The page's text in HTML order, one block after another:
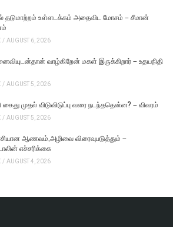
தடுமாற்றம் உள்ளடக்கம் அதைவிட மோசம் – சீமான்
/ AUGUST 6, 2026
வாழ்கிறேன் மகள் இருக்கிறார் – உதயநிதி
/ AUGUST 5, 2026
கைது முதல் விடுவிடுப்பு வரை நடந்ததென்ன? – விவரம்
/ AUGUST 5, 2026
ஆணவம்,அழிவை விரைவுபடுத்தும் –
எச்சரிக்கை
/ AUGUST 4, 2026